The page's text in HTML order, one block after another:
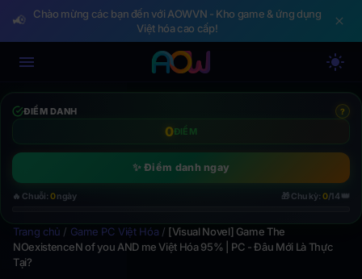
📢
Chào mừng các bạn đến với AOWVN - Kho game & ứng dụng
Việt hóa cao cấp!
ĐIỂM DANH ?
0ĐIỂM
✨ Điểm danh ngay
🔥 Chuỗi: 0ngày 🎁 Chu kỳ:0/14 👑
Trang chủ / Game PC Việt Hóa / [Visual Novel] Game The
NOexistenceN of you AND me Việt Hóa 95% | PC - Đâu Mới Là Thực
Tại?